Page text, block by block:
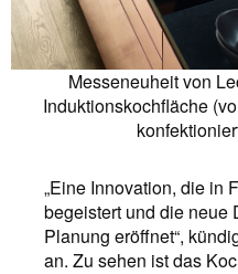
Messeneuheit von
Induktionskochfläche
„Eine Innovation, die in
begeistert und die neue
Planung eröffnet“,
an. Zu sehen ist das